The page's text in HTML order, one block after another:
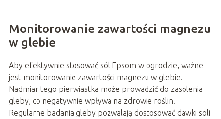
Monitorowanie zawartości magnezu
w glebie
Aby efektywnie stosować sól Epsom w ogrodzie, ważne
jest monitorowanie zawartości magnezu w glebie.
Nadmiar tego pierwiastka może prowadzić do zasolenia
gleby, co negatywnie wpływa na zdrowie roślin.
Regularne badania gleby pozwalają dostosować dawki soli